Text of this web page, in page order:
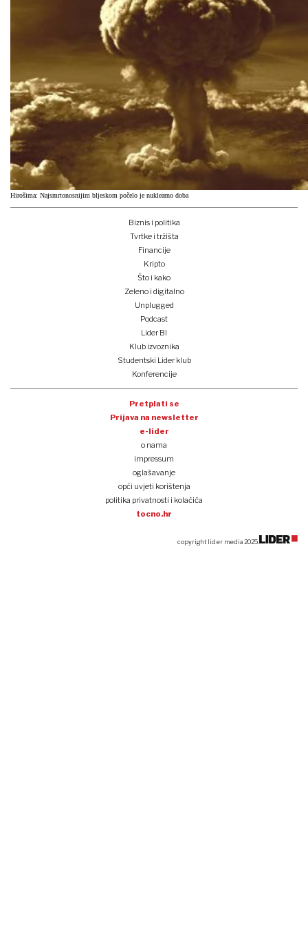
Hirošima: Najsmrtonosnijim bljeskom počelo je nuklearno doba
Biznis i politika
Tvrtke i tržišta
Financije
Kripto
Što i kako
Zeleno i digitalno
Unplugged
Podcast
Lider BI
Klub izvoznika
Studentski Lider klub
Konferencije
Pretplati se
Prijava na newsletter
e-lider
o nama
impressum
oglašavanje
opći uvjeti korištenja
politika privatnosti i kolačića
tocno.hr
copyright lider media 2025.